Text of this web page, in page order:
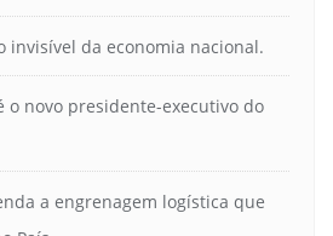
invisível da economia nacional.
o novo presidente-executivo do
a engrenagem logística que